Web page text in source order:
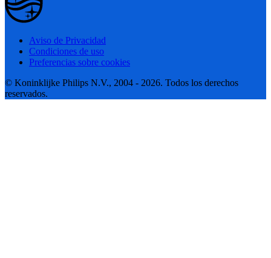
Aviso de Privacidad
Condiciones de uso
Preferencias sobre cookies
© Koninklijke Philips N.V., 2004 - 2026. Todos los derechos
reservados.